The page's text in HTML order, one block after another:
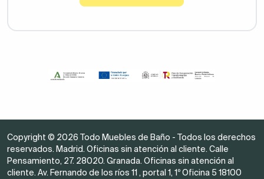
Copyright © 2026 Todo Muebles de Baño - Todos los derechos
reservados. Madrid. Oficinas sin atención al cliente. Calle
Pensamiento, 27. 28020. Granada. Oficinas sin atención al
cliente. Av. Fernando de los ríos 11 , portal 1, 1º Oficina 5 18100